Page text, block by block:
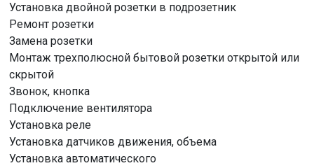
Установка двойной розетки в подрозетник
Ремонт розетки
Замена розетки
Монтаж трехполюсной бытовой розетки открытой или
скрытой
Звонок, кнопка
Подключение вентилятора
Установка реле
Установка датчиков движения, объема
Установка автоматического